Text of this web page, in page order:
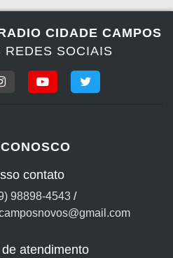
CIDADE CAMPOS
REDES SOCIAIS
contato
98898-4543/
atendimento